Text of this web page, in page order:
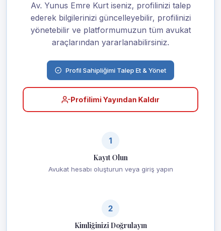
Av. Yunus Emre Kurt iseniz, profilinizi talep
ederek bilgilerinizi güncelleyebilir, profilinizi
yönetebilir ve platformumuzun tüm avukat
araçlarından yararlanabilirsiniz.
Profil Sahipliğimi Talep Et & Yönet
Profilimi Yayından Kaldır
1
Kayıt Olun
Avukat hesabı oluşturun veya giriş yapın
2
Kimliğinizi Doğrulayın